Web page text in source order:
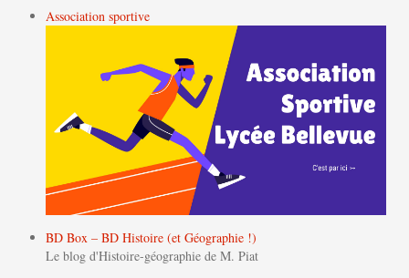
Association sportive
BD Box – BD Histoire (et Géographie !)
Le blog d'Histoire-géographie de M. Piat